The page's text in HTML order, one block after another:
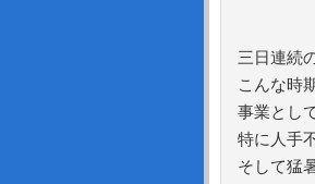
三日連続
こんな時
事業とし
特に人手
そして猛